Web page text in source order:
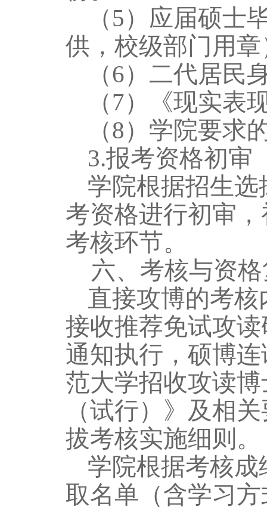
（5）应届硕士
供，校级部门用
（6）二代居民
（7）《现实表
（8）学院要求
3.报考资格初审
学院根据招生
考资格进行初审
考核环节。
六、 考核与资
直接攻博的考
接收推荐免试攻
通知执行，硕博
范大学招收攻读
（试行）》及相
拔考核实施细则。
学院根据考核
取名单（含学习